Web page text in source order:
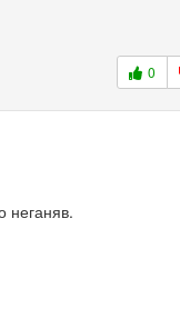
0
неганяв.